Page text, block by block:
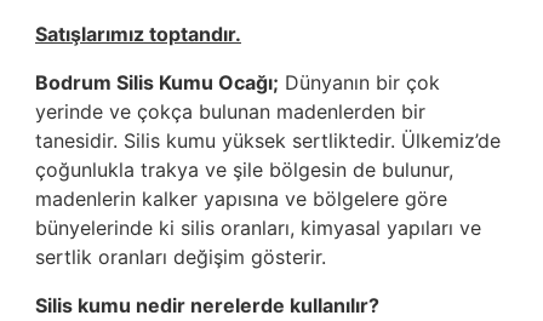
Satışlarımız toptandır.
Bodrum Silis Kumu Ocağı; Dünyanın bir çok
yerinde ve çokça bulunan madenlerden bir
tanesidir. Silis kumu yüksek sertliktedir. Ülkemiz’de
çoğunlukla trakya ve şile bölgesin de bulunur,
madenlerin kalker yapısına ve bölgelere göre
bünyelerinde ki silis oranları, kimyasal yapıları ve
sertlik oranları değişim gösterir.
Silis kumu nedir nerelerde kullanılır?